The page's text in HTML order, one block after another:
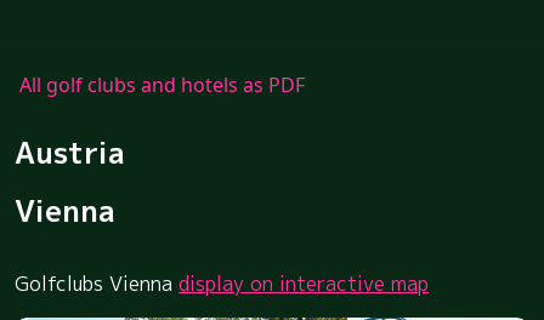
All golf clubs and hotels as PDF
Austria
Vienna
Golfclubs Vienna display on interactive map